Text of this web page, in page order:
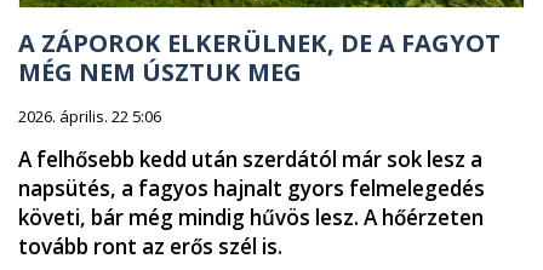
A ZÁPOROK ELKERÜLNEK, DE A FAGYOT
MÉG NEM ÚSZTUK MEG
2026. április. 22 5:06
A felhősebb kedd után szerdától már sok lesz a
napsütés, a fagyos hajnalt gyors felmelegedés
követi, bár még mindig hűvös lesz. A hőérzeten
tovább ront az erős szél is.